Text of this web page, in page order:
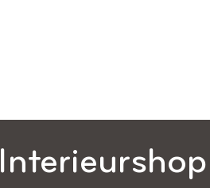
Interieurshop